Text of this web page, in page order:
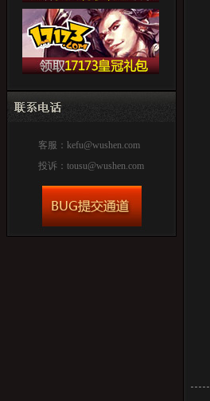
客服： kefu@wushen.com
投诉： tousu@wushen.com